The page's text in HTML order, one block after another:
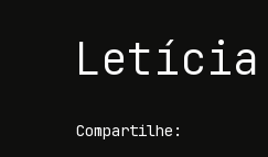
Letícia
Compartilhe: